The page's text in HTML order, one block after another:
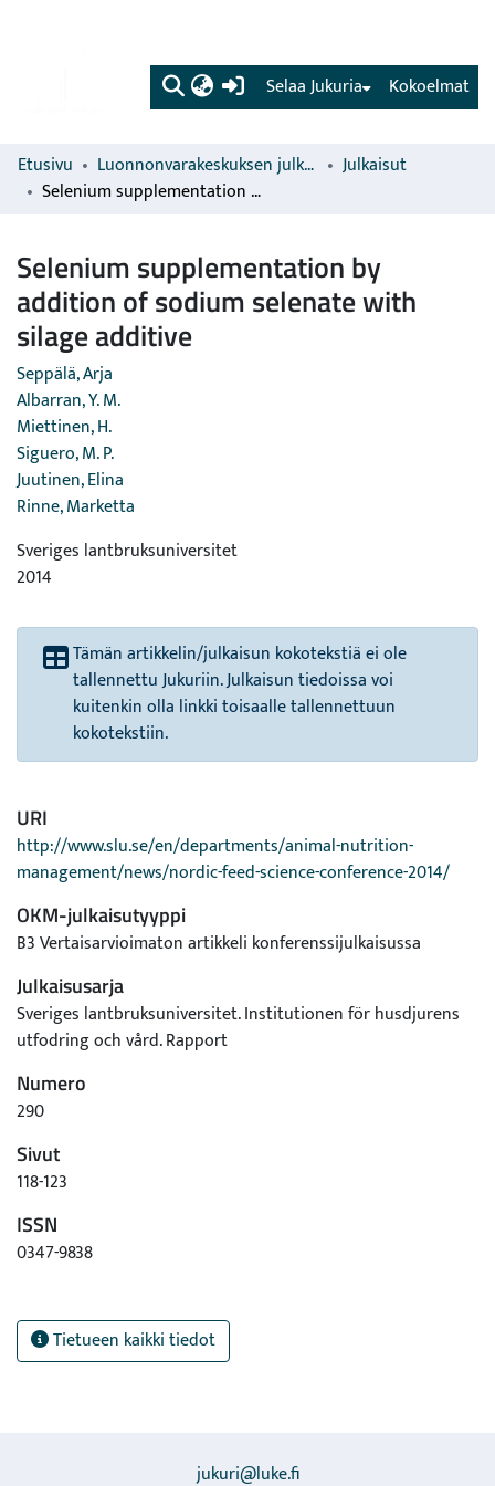
(current) Kokoelmat
Selaa Jukuria
Etusivu Luonnonvarakeskuksen julkaisut
Julkaisut
Selenium supplementation by addition of sodium selenate with silage additive
Selenium supplementation by
addition of sodium selenate with
silage additive
Seppälä, Arja
Albarran, Y. M.
Miettinen, H.
Siguero, M. P.
Juutinen, Elina
Rinne, Marketta
Sveriges lantbruksuniversitet
2014
Tämän artikkelin/julkaisun kokotekstiä ei ole
tallennettu Jukuriin. Julkaisun tiedoissa voi
kuitenkin olla linkki toisaalle tallennettuun
kokotekstiin.
URI
http://www.slu.se/en/departments/animal-nutrition-
management/news/nordic-feed-science-conference-2014/
OKM-julkaisutyyppi
B3 Vertaisarvioimaton artikkeli konferenssijulkaisussa
Julkaisusarja
Sveriges lantbruksuniversitet. Institutionen för husdjurens
utfodring och vård. Rapport
Numero
290
Sivut
118-123
ISSN
0347-9838
Tietueen kaikki tiedot
jukuri@luke.fi